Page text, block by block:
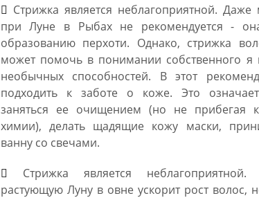
Стрижка является неблагоприятной.
при Луне в Рыбах не рекомендуется -
образованию перхоти. Однако, стрижка
может помочь в понимании собственного я
необычных способностей. В этот
подходить к заботе о коже. Это
заняться ее очищением (но не прибегая к
химии), делать щадящие кожу маски,
ванну со свечами.
Стрижка является
растующую Луну в овне ускорит рост волос,